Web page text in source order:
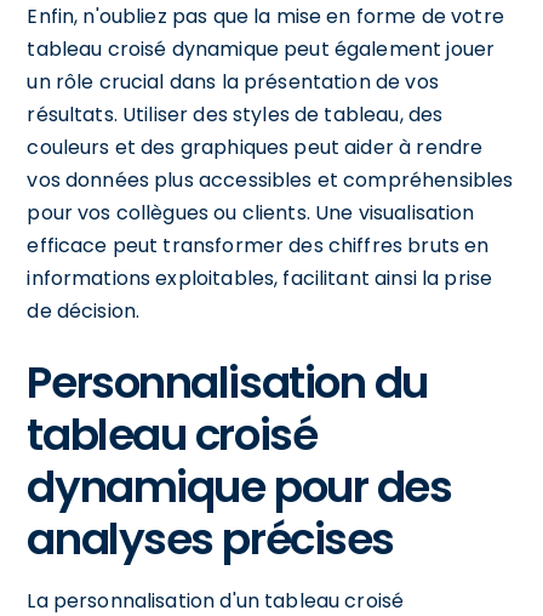
Enfin, n'oubliez pas que la mise en forme de votre
tableau croisé dynamique peut également jouer
un rôle crucial dans la présentation de vos
résultats. Utiliser des styles de tableau, des
couleurs et des graphiques peut aider à rendre
vos données plus accessibles et compréhensibles
pour vos collègues ou clients. Une visualisation
efficace peut transformer des chiffres bruts en
informations exploitables, facilitant ainsi la prise
de décision.
Personnalisation du
tableau croisé
dynamique pour des
analyses précises
La personnalisation d'un tableau croisé